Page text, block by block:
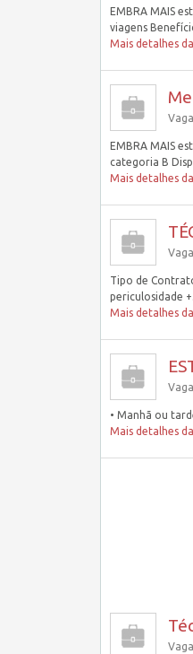
EMBRA MAIS
viagens
Mais detalhes
EMBRA MAIS
categoria B
Mais detalhes
Tipo de
periculosidade
Mais detalhes
• Manhã ou
Mais detalhes